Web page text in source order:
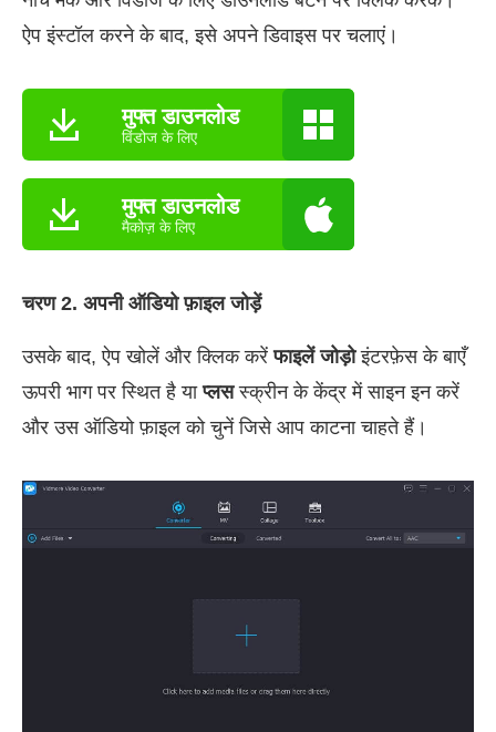
ऐप इंस्टॉल करने के बाद, इसे अपने डिवाइस पर चलाएं।
मुफ्त डाउनलोड
विंडोज के लिए
मुफ्त डाउनलोड
मैकोज़ के लिए
चरण 2. अपनी ऑडियो फ़ाइल जोड़ें
उसके बाद, ऐप खोलें और क्लिक करेंफाइलें जोड़ोइंटरफ़ेस के बाएँ
ऊपरी भाग पर स्थित है याप्लसस्क्रीन के केंद्र में साइन इन करें
और उस ऑडियो फ़ाइल को चुनें जिसे आप काटना चाहते हैं।